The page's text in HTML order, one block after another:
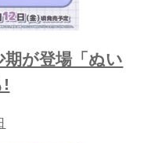
が登場「ぬい
!